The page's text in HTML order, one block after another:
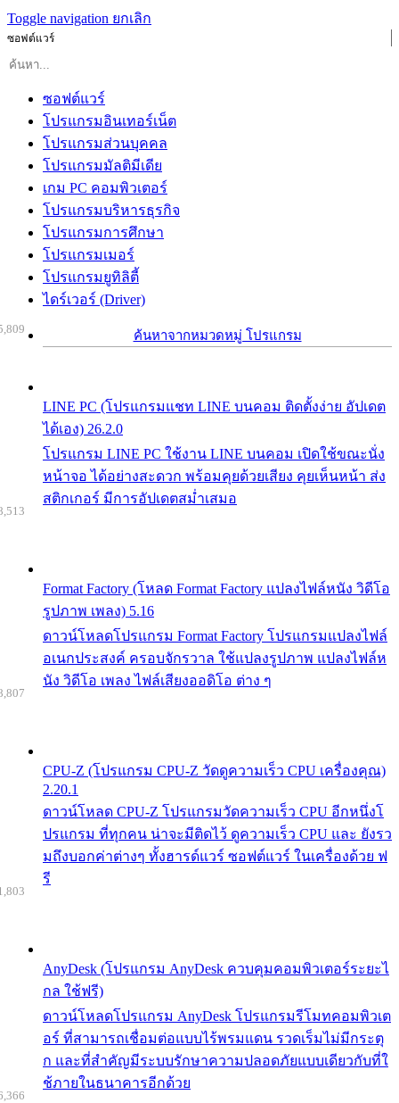
Toggle navigation ยกเลิก
ซอฟต์แวร์
ซอฟต์แวร์
โปรแกรมอินเทอร์เน็ต
โปรแกรมส่วนบุคคล
โปรแกรมมัลติมีเดีย
เกม PC คอมพิวเตอร์
โปรแกรมบริหารธุรกิจ
โปรแกรมการศึกษา
โปรแกรมเมอร์
โปรแกรมยูทิลิตี้
ไดร์เวอร์ (Driver)
ค้นหาจากหมวดหมู่ โปรแกรม
LINE PC (โปรแกรมแชท LINE บนคอม ติดตั้งง่าย อัปเดต
ได้เอง) 26.2.0
โปรแกรม LINE PC ใช้งาน LINE บนคอม เปิดใช้ขณะนั่ง
หน้าจอ ได้อย่างสะดวก พร้อมคุยด้วยเสียง คุยเห็นหน้า ส่ง
สติกเกอร์ มีการอัปเดตสม่ำเสมอ
Format Factory (โหลด Format Factory แปลงไฟล์หนัง วิดีโอ
รูปภาพ เพลง) 5.16
ดาวน์โหลดโปรแกรม Format Factory โปรแกรมแปลงไฟล์
อเนกประสงค์ ครอบจักรวาล ใช้แปลงรูปภาพ แปลงไฟล์ห
นัง วิดีโอ เพลง ไฟล์เสียงออดิโอ ต่าง ๆ
CPU-Z (โปรแกรม CPU-Z วัดดูความเร็ว CPU เครื่องคุณ)
2.20.1
ดาวน์โหลด CPU-Z โปรแกรมวัดความเร็ว CPU อีกหนึ่งโ
ปรแกรม ที่ทุกคน น่าจะมีติดไว้ ดูความเร็ว CPU และ ยังรว
มถึงบอกค่าต่างๆ ทั้งฮารด์แวร์ ซอฟต์แวร์ ในเครื่องด้วย ฟ
รี
AnyDesk (โปรแกรม AnyDesk ควบคุมคอมพิวเตอร์ระยะไ
กล ใช้ฟรี)
ดาวน์โหลดโปรแกรม AnyDesk โปรแกรมรีโมทคอมพิวเต
อร์ ที่สามารถเชื่อมต่อแบบไร้พรมแดน รวดเร็มไม่มีกระตุ
ก และที่สำคัญมีระบบรักษาความปลอดภัยแบบเดียวกับที่ใ
ช้ภายในธนาคารอีกด้วย